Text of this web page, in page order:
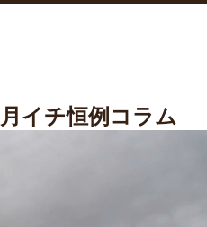
イチ恒例コラム